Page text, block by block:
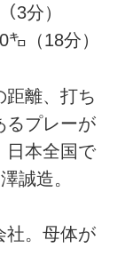
3分）
（18分）
距離、打ち
るプレーが
日本全国で
誠造。
社。母体が